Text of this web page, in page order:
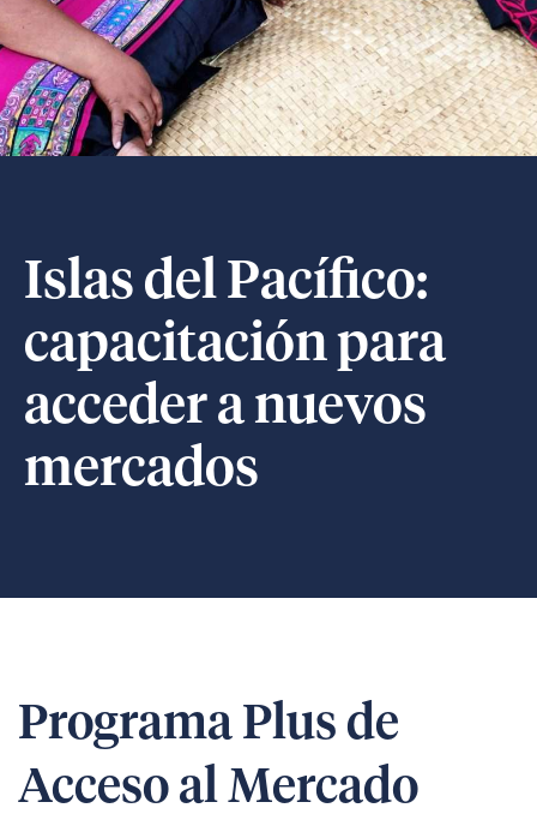
Islas del Pacífico:
capacitación para
acceder a nuevos
mercados
Programa Plus de
Acceso al Mercado